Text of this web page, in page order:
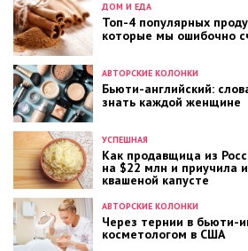
ДОМ И ЕДА
Топ-4 популярных
которые мы ошибочно
АВТОРСКИЕ КОЛОНКИ
Бьюти-английский:
знать каждой женщине
АВТОРСКИЕ КОЛОНКИ
Через тернии в бьюти-
косметологом в США
УСПЕШНАЯ
Как продавщица из
на $22 млн и приучила
квашеной капусте